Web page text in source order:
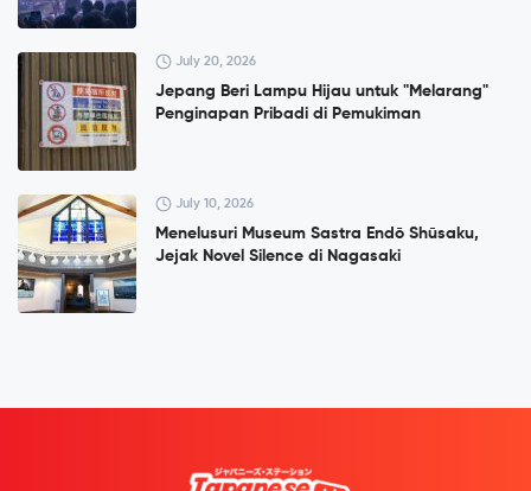
July 20, 2026
Jepang Beri Lampu Hijau untuk "Melarang"
Penginapan Pribadi di Pemukiman
July 10, 2026
Menelusuri Museum Sastra Endō Shūsaku,
Jejak Novel Silence di Nagasaki